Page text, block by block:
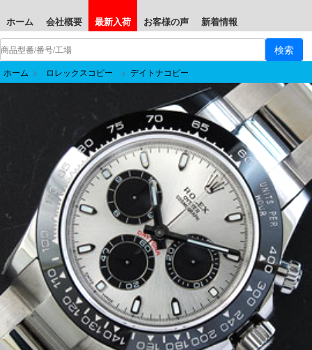
ホーム 会社概要 最新入荷 お客様の声 新着情報
ホーム > ロレックスコピー > デイトナコピー